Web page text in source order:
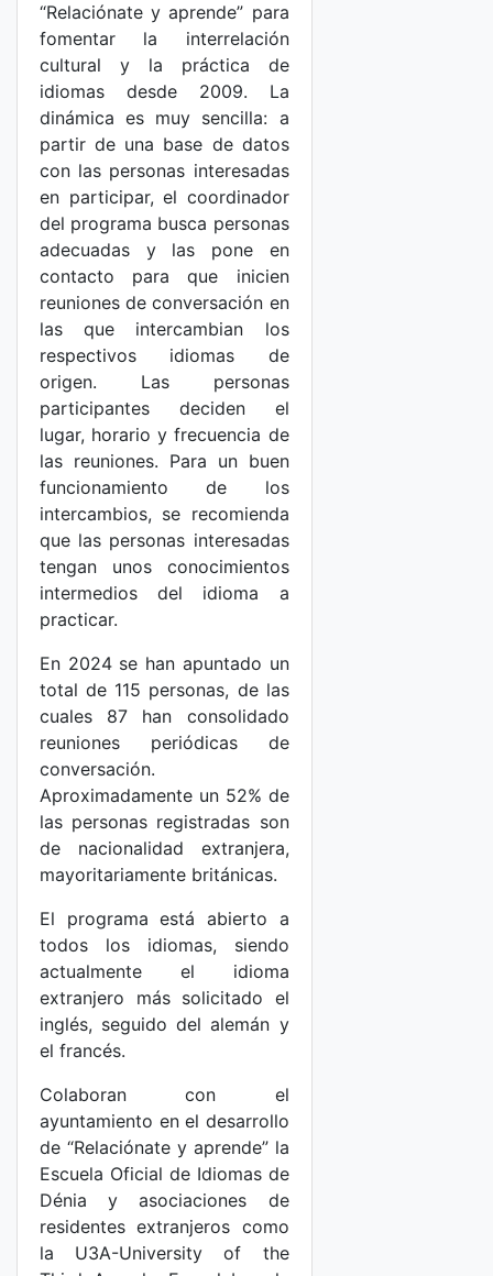
“Relaciónate y aprende” para
fomentar la interrelación
cultural y la práctica de
idiomas desde 2009. La
dinámica es muy sencilla: a
partir de una base de datos
con las personas interesadas
en participar, el coordinador
del programa busca personas
adecuadas y las pone en
contacto para que inicien
reuniones de conversación en
las que intercambian los
respectivos idiomas de
origen. Las personas
participantes deciden el
lugar, horario y frecuencia de
las reuniones. Para un buen
funcionamiento de los
intercambios, se recomienda
que las personas interesadas
tengan unos conocimientos
intermedios del idioma a
practicar.
En 2024 se han apuntado un
total de 115 personas, de las
cuales 87 han consolidado
reuniones periódicas de
conversación.
Aproximadamente un 52% de
las personas registradas son
de nacionalidad extranjera,
mayoritariamente británicas.
El programa está abierto a
todos los idiomas, siendo
actualmente el idioma
extranjero más solicitado el
inglés, seguido del alemán y
el francés.
Colaboran con el
ayuntamiento en el desarrollo
de “Relaciónate y aprende” la
Escuela Oficial de Idiomas de
Dénia y asociaciones de
residentes extranjeros como
la U3A-University of the